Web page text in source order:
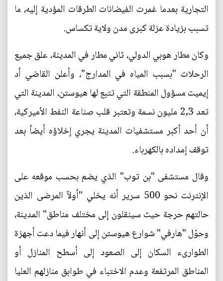
التجارية بعدما غمرت الفيضانات الطرقات المؤدية إليه، ما
تسبب بزيادة عزلة كبرى مدن ولاية تكساس.
وكان مطار هوبي الدولي، ثاني مطار في المدينة، علق جميع
الرحلات "بسبب المياه في المدارج"، وأعلن القاضي أد
إيميت مسؤول المنطقة التي تتبع لها هيوستن، المدينة التي
تعد 2,3 مليون نسمة وتعتبر قلب صناعة النفط الأميركية،
أن أحد أكبر مستشفيات المدينة يجري إخلاؤه أيضاً بعد
توقف إمداده بالكهرباء.
وقال مستشفى "بن توب" الذي يضم بحسب موقعه على
الإنترنت نحو 500 سرير أنه يخلي "أولاً المرضى الذين
حالتهم حرجة حيث سينقلون إلى مختلف مناطق" المدينة،
وحوّل "هارفي" شوارع هيوستن إلى أنهار فيما دعت أجهزة
الطوارىء السكان إلى الصعود إلى أسطح المنازل أو
المناطق المرتفعة وعدم الاختباء في طوابق منازلهم العليا